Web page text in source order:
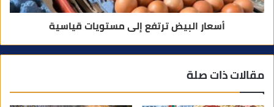
أسعار البيض ترتفع إلى مستويات قياسية
مقالات ذات صلة